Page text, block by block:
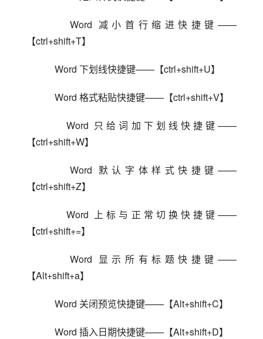
    Word 减小首行缩进快捷键——
【ctrl+shift+T】
    Word 下划线快捷键——【ctrl+shift+U】
    Word 格式粘贴快捷键——【ctrl+shift+V】
    Word 只给词加下划线快捷键——
【ctrl+shift+W】
    Word 默认字体样式快捷键——
【ctrl+shift+Z】
    Word 上标与正常切换快捷键——
【ctrl+shift+=】
    Word 显示所有标题快捷键——
【Alt+shift+a】
    Word 关闭预览快捷键——【Alt+shift+C】
    Word 插入日期快捷键——【Alt+shift+D】